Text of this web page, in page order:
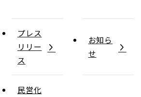
プレス
リリー
ス
お知ら
せ
民営化